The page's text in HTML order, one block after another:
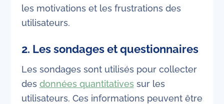
les motivations et les frustrations des
utilisateurs.
2. Les sondages et questionnaires
Les sondages sont utilisés pour collecter
des données quantitatives sur les
utilisateurs. Ces informations peuvent être